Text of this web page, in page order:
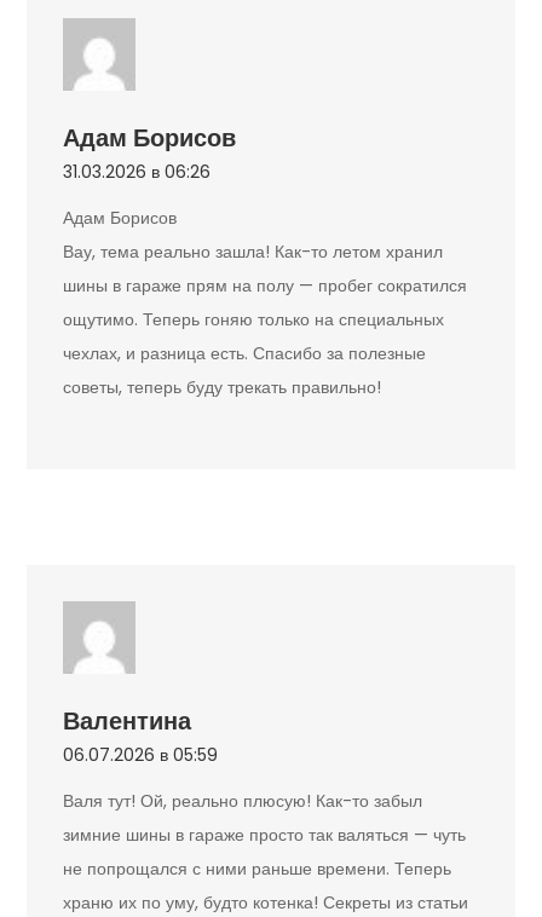
Адам Борисов
31.03.2026 в 06:26
Адам Борисов
Вау, тема реально зашла! Как-то летом хранил
шины в гараже прям на полу — пробег сократился
ощутимо. Теперь гоняю только на специальных
чехлах, и разница есть. Спасибо за полезные
советы, теперь буду трекать правильно!
Валентина
06.07.2026 в 05:59
Валя тут! Ой, реально плюсую! Как-то забыл
зимние шины в гараже просто так валяться — чуть
не попрощался с ними раньше времени. Теперь
храню их по уму, будто котенка! Секреты из статьи